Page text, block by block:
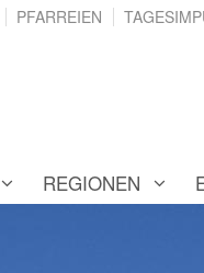
PFARREIEN
REGIONEN